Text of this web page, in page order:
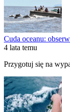
Cuda oceanu:
4 lata temu
Przygotuj się na